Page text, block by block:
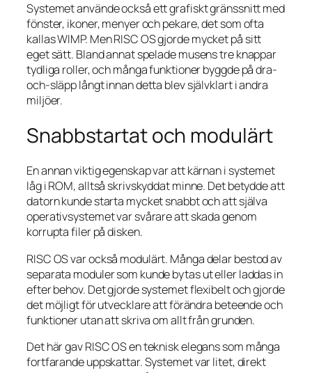
Systemet använde också ett grafiskt gränssnitt med
fönster, ikoner, menyer och pekare, det som ofta
kallas WIMP. Men RISC OS gjorde mycket på sitt
eget sätt. Bland annat spelade musens tre knappar
tydliga roller, och många funktioner byggde på dra-
och-släpp långt innan detta blev självklart i andra
miljöer.
Snabbstartat och modulärt
En annan viktig egenskap var att kärnan i systemet
låg i ROM, alltså skrivskyddat minne. Det betydde att
datorn kunde starta mycket snabbt och att själva
operativsystemet var svårare att skada genom
korrupta filer på disken.
RISC OS var också modulärt. Många delar bestod av
separata moduler som kunde bytas ut eller laddas in
efter behov. Det gjorde systemet flexibelt och gjorde
det möjligt för utvecklare att förändra beteende och
funktioner utan att skriva om allt från grunden.
Det här gav RISC OS en teknisk elegans som många
fortfarande uppskattar. Systemet var litet, direkt